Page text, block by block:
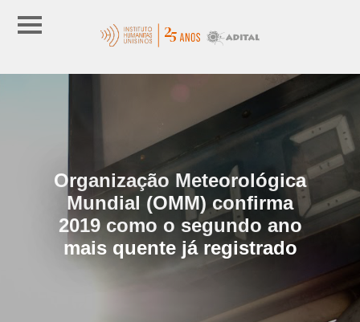
Organização Meteorológica
Mundial (OMM) confirma
2019 como o segundo ano
mais quente já registrado